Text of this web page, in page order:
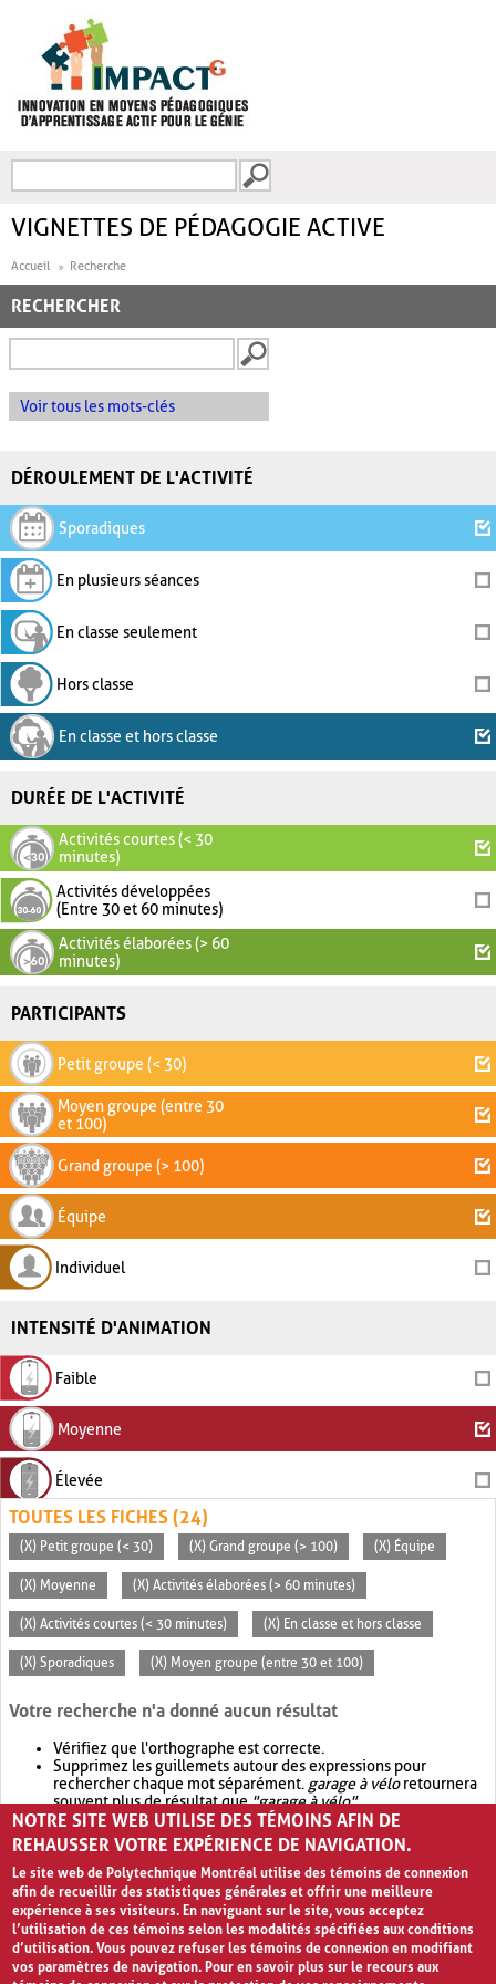
FORMULAIRE DE
VIGNETTES DE PÉDAGOGIE ACTIVE
Accueil Recherche
RECHERCHER
Voir tous les mots-clés
DÉROULEMENT DE L'ACTIVITÉ
Sporadiques
En plusieurs séances
En classe seulement
Hors classe
En classe et hors classe
DURÉE DE L'ACTIVITÉ
Activités courtes (< 30
minutes)
Activités développées
(Entre 30 et 60 minutes)
Activités élaborées (> 60
minutes)
PARTICIPANTS
Petit groupe (< 30)
Moyen groupe (entre 30
et 100)
Grand groupe (> 100)
Équipe
Individuel
INTENSITÉ D'ANIMATION
Faible
Moyenne
Élevée
TOUTES LES FICHES (24)
(X) Petit groupe (< 30) (X) Grand groupe (> 100) (X) Équipe
(X) Moyenne (X) Activités élaborées (> 60 minutes)
(X) Activités courtes (< 30 minutes) (X) En classe et hors classe
(X) Sporadiques (X) Moyen groupe (entre 30 et 100)
Votre recherche n'a donné aucun résultat
Vérifiez que l'orthographe est correcte.
Supprimez les guillemets autour des expressions pour
rechercher chaque mot séparément. garage à véloretournera
souvent plus de résultat que"garage à vélo".
Envisagez d'élargir votre recherche avec OR.garage OR vélo
retournera souvent plus de résultat quegarage à vélo
NOTRE SITE WEB UTILISE DES TÉMOINS AFIN DE
REHAUSSER VOTRE EXPÉRIENCE DE NAVIGATION.
Le site web de Polytechnique Montréal utilise des témoins de connexion
afin de recueillir des statistiques générales et offrir une meilleure
expérience à ses visiteurs. En naviguant sur le site, vous acceptez
l’utilisation de ces témoins selon les modalités spécifiées aux conditions
d’utilisation. Vous pouvez refuser les témoins de connexion en modifiant
vos paramètres de navigation. Pour en savoir plus sur le recours aux